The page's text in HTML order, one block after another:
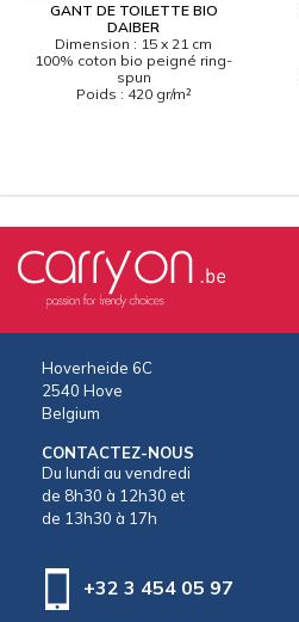
GANT DE TOILETTE BIO
DAIBER
Dimension : 15 x 21 cm
100% coton bio peigné ring-
spun
Poids : 420 gr/m²
Hoverheide 6C
2540 Hove
Belgium
CONTACTEZ-NOUS
Du lundi au vendredi
de 8h30 à 12h30 et
de 13h30 à 17h
+32 3 454 05 97